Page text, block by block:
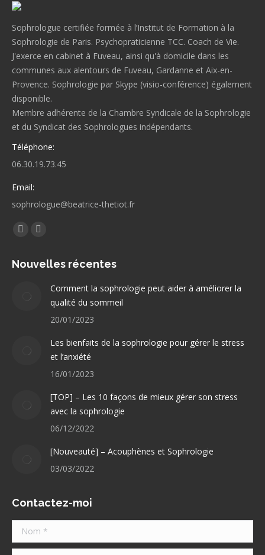
Sophrologue certifiée formée à l’Institut de Formation à la
Sophrologie de Paris. Psychopraticienne TCC. Coach de Vie.
J'exerce en cabinet à Fuveau, ainsi qu'à domicile dans les
communes aux alentours de Fuveau, Gardanne et Aix-en-
Provence. Sophrologie par Skype (visio-conférence) également
disponible.
Membre adhérente de la Chambre Syndicale de la Sophrologie
et du Syndicat des Sophrologues indépendants.
Téléphone:
06.30.19.73.45
Email:
sophrologue@beatrice-thetiot.fr
Trouvez nous sur :
Facebook
opens
new
LinkedIn
opens
Nouvelles récentes
Comment la sophrologie peut aider à améliorer la
qualité du sommeil
20/01/2023
Les bienfaits de la sophrologie pour gérer le stress
et l’anxiété
16/01/2023
[TOP] – Les 10 façons de mieux gérer son stress
avec la sophrologie
06/12/2022
[Nouveauté] – Acouphènes et Sophrologie
03/03/2022
Contactez-moi
Nom *